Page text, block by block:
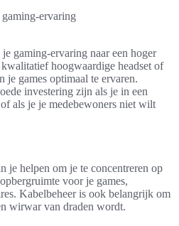
gaming-ervaring naar een hoger
hoogwaardige headset of
je games optimaal te ervaren.
investering zijn als je in een
als je je medebewoners niet wilt
je helpen om je te concentreren op
voor je games,
Kabelbeheer is ook belangrijk om
wirwar van draden wordt.